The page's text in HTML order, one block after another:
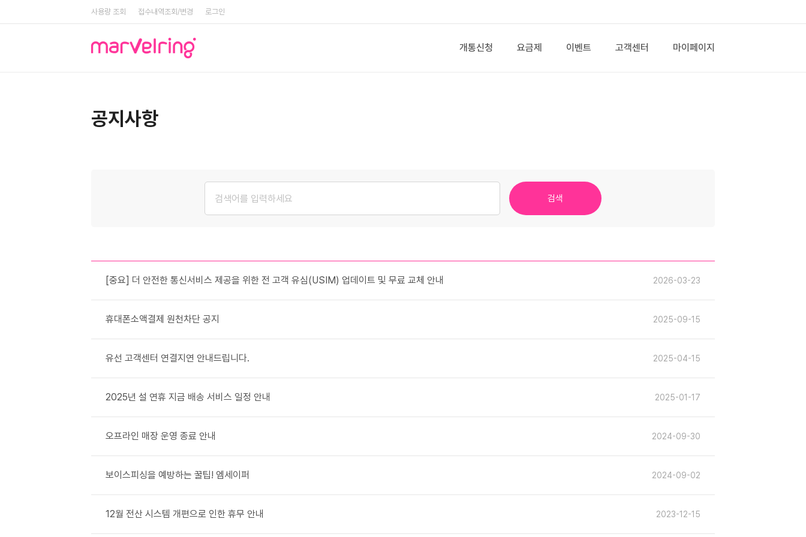
사용량 조회 접수내역조회/변경 로그인
개통신청 요금제 이벤트 고객센터 마이페이지
공지사항
검색
[중요] 더 안전한 통신서비스 제공을 위한 전 고객 유심(USIM) 업데이트 및 무료 교체 안내 2026-03-23
휴대폰소액결제 원천차단 공지 2025-09-15
유선 고객센터 연결지연 안내드립니다. 2025-04-15
2025년 설 연휴 지금 배송 서비스 일정 안내 2025-01-17
오프라인 매장 운영 종료 안내 2024-09-30
보이스피싱을 예방하는 꿀팁! 엠세이퍼 2024-09-02
12월 전산 시스템 개편으로 인한 휴무 안내 2023-12-15